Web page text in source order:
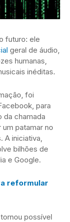
futuro: ele
geral de áudio,
humanas,
inéditas.
foi
para
da chamada
patamar no
A iniciativa,
bilhões de
e Google.
reformular
possível